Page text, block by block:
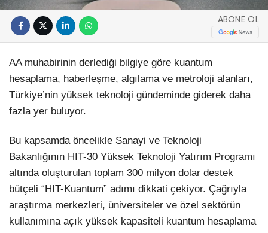
ABONE OL
AA muhabirinin derlediği bilgiye göre kuantum
hesaplama, haberleşme, algılama ve metroloji alanları,
Türkiye’nin yüksek teknoloji gündeminde giderek daha
fazla yer buluyor.
Bu kapsamda öncelikle Sanayi ve Teknoloji
Bakanlığının HIT-30 Yüksek Teknoloji Yatırım Programı
altında oluşturulan toplam 300 milyon dolar destek
bütçeli “HIT-Kuantum” adımı dikkati çekiyor. Çağrıyla
araştırma merkezleri, üniversiteler ve özel sektörün
kullanımına açık yüksek kapasiteli kuantum hesaplama